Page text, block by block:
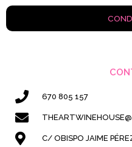
670 805 157
C/ OBISPO JAIME